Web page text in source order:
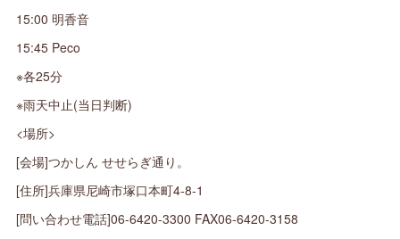
15:00 明香音
15:45 Peco
※各25分
※雨天中止(当日判断)
<場所>
[会場]つかしん せせらぎ通り。
[住所]兵庫県尼崎市塚口本町4-8-1
[問い合わせ電話]06-6420-3300 FAX06-6420-3158